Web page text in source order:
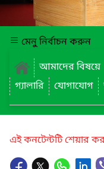
মেনু নির্বাচন করুন
আমাদের বিষয়ে
গ্যালারি
যোগাযোগ
এই কনটেন্টটি শেয়ার